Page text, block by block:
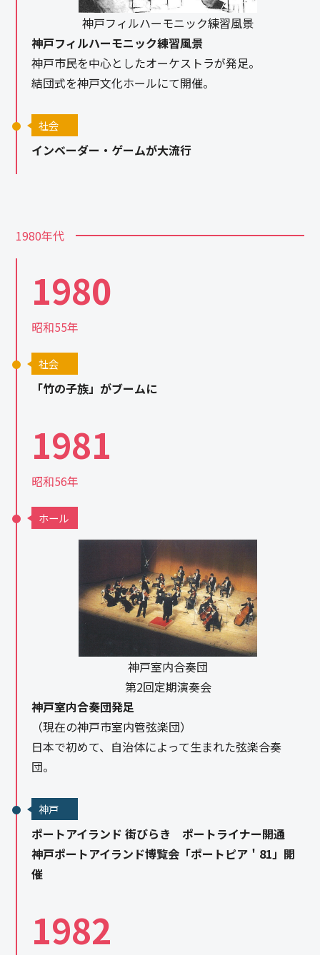
神戸フィルハーモニック練習風景
神戸フィルハーモニック練習風景
神戸市民を中心としたオーケストラが発足。
結団式を神戸文化ホールにて開催。
社会
インベーダー・ゲームが大流行
1980年代
1980
昭和55年
社会
「竹の子族」がブームに
1981
昭和56年
ホール
神戸室内合奏団
第2回定期演奏会
神戸室内合奏団発足
（現在の神戸市室内管弦楽団）
日本で初めて、自治体によって生まれた弦楽合奏
団。
神戸
ポートアイランド 街びらき ポートライナー開通
神戸ポートアイランド博覧会「ポートピア＇81」開
催
1982